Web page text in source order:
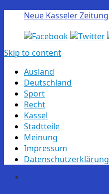
Neue Kasseler Zeitung
Skip to content
Ausland
Deutschland
Sport
Recht
Kassel
Stadtteile
Meinung
Impressum
Datenschutzerklärung